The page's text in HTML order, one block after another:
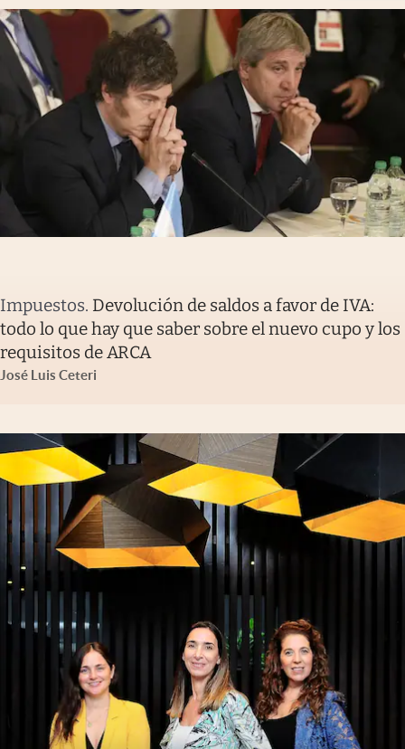
Impuestos. Devolución de saldos a favor de IVA:
todo lo que hay que saber sobre el nuevo cupo y los
requisitos de ARCA
José Luis Ceteri